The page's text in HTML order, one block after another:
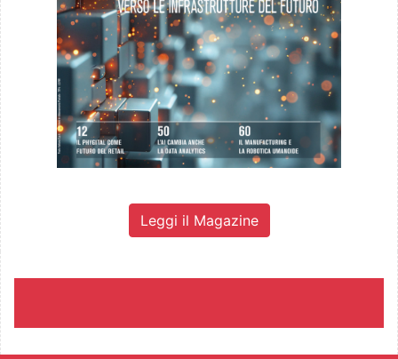
Leggi il Magazine